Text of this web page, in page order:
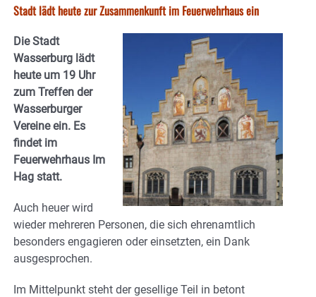
Stadt lädt heute zur Zusammenkunft im Feuerwehrhaus ein
Die Stadt
Wasserburg lädt
heute um 19 Uhr
zum Treffen der
Wasserburger
Vereine ein. Es
findet im
Feuerwehrhaus Im
Hag statt.
Auch heuer wird
wieder mehreren Personen, die sich ehrenamtlich
besonders engagieren oder einsetzten, ein Dank
ausgesprochen.
Im Mittelpunkt steht der gesellige Teil in betont